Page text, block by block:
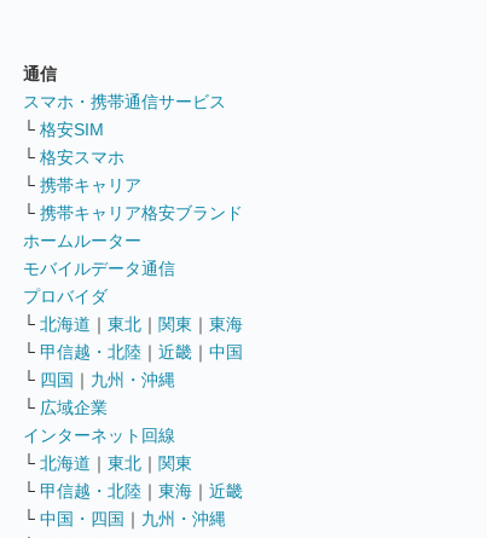
通信
スマホ・携帯通信サービス
└ 格安SIM
└ 格安スマホ
└ 携帯キャリア
└ 携帯キャリア格安ブランド
ホームルーター
モバイルデータ通信
プロバイダ
└ 北海道 ｜ 東北 ｜ 関東 ｜ 東海
└ 甲信越・北陸 ｜ 近畿 ｜ 中国
└ 四国 ｜ 九州・沖縄
└ 広域企業
インターネット回線
└ 北海道 ｜ 東北 ｜ 関東
└ 甲信越・北陸 ｜ 東海 ｜ 近畿
└ 中国・四国 ｜ 九州・沖縄